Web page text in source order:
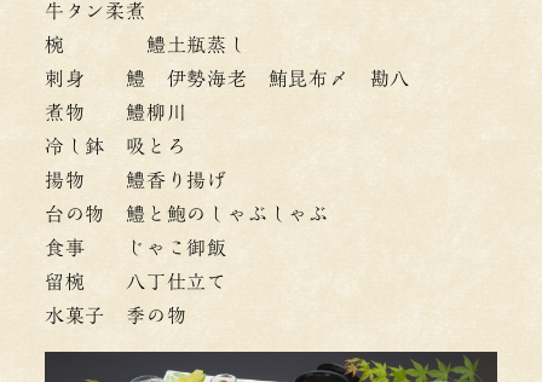
牛タン柔煮
椀 鱧土瓶蒸し
刺身 鱧 伊勢海老 鮪昆布〆 勘八
煮物 鱧柳川
冷し鉢 吸とろ
揚物 鱧香り揚げ
台の物 鱧と鮑のしゃぶしゃぶ
食事 じゃこ御飯
留椀 八丁仕立て
水菓子 季の物